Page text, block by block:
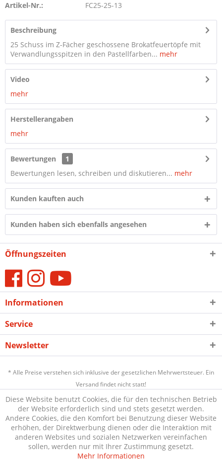
Artikel-Nr.: FC25-25-13
Beschreibung
25 Schuss im Z-Fächer geschossene Brokatfeuertöpfe mit
Verwandlungsspitzen in den Pastellfarben... mehr
Video
mehr
Herstellerangaben
mehr
Bewertungen
1
Bewertungen lesen, schreiben und diskutieren... mehr
Kunden kauften auch
Kunden haben sich ebenfalls angesehen
Öffnungszeiten
Informationen
Service
Newsletter
* Alle Preise verstehen sich inklusive der gesetzlichen Mehrwertsteuer. Ein
Versand findet nicht statt!
Diese Website benutzt Cookies, die für den technischen Betrieb
der Website erforderlich sind und stets gesetzt werden.
Andere Cookies, die den Komfort bei Benutzung dieser Website
erhöhen, der Direktwerbung dienen oder die Interaktion mit
anderen Websites und sozialen Netzwerken vereinfachen
sollen, werden nur mit Ihrer Zustimmung gesetzt.
Mehr Informationen